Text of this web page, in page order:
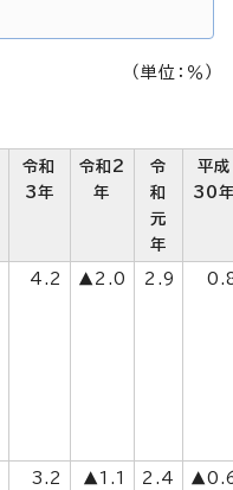
（単位：％）
令和
3年
令和2
年
令
和
元
年
平成
30
4.2 ▲2.0 2.9
3.2 ▲1.1 2.4